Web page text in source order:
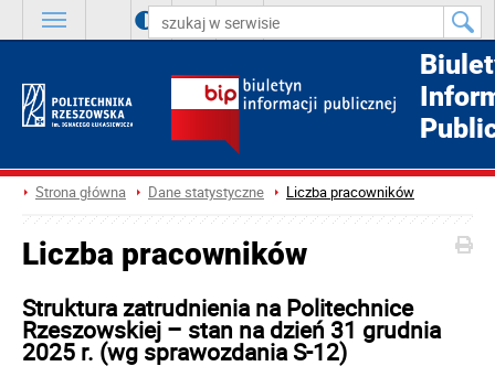
A A A
Strona główna Dane statystyczne Liczba pracowników
Liczba pracowników
Struktura zatrudnienia na Politechnice
Rzeszowskiej – stan na dzień 31 grudnia
2025 r. (wg sprawozdania S-12)